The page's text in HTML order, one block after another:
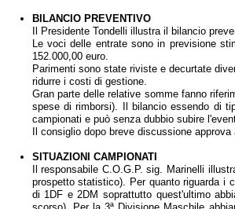
BILANCIO PREVENTIVO
Il Presidente Tondelli illustra il bilancio
Le voci delle entrate sono in previsione
152.000,00 euro.
Parimenti sono state riviste e decurtate
ridurre i costi di gestione.
Gran parte delle relative somme fanno
spese di rimborsi). Il bilancio essendo di
campionati e può senza dubbio subire
Il consiglio dopo breve discussione approva
SITUAZIONI CAMPIONATI
Il responsabile C.O.G.P. sig. Marinelli
prospetto statistico). Per quanto riguarda i
di 1DF e 2DM soprattutto quest'ultimo